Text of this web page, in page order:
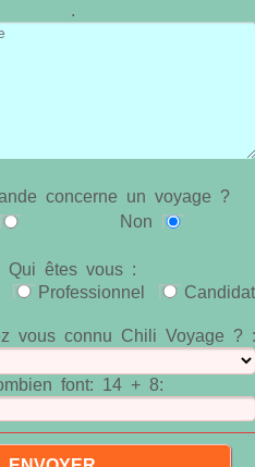
.
concerne un voyage ?
Non
Qui êtes vous :
Professionnel Candidat
vous connu Chili Voyage ? :
font: 14 + 8: